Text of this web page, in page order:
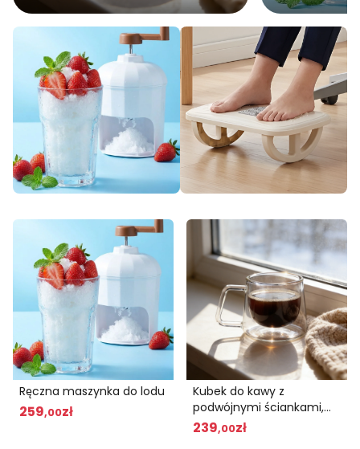
Ręczna maszynka do lodu
259,00zł
Kubek do kawy z
podwójnymi ściankami,
styl europejski, kubek do
wody domowej
239,00zł